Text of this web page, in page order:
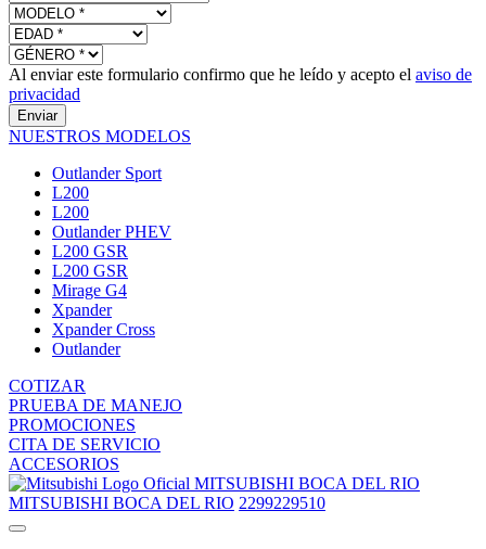
Al enviar este formulario confirmo que he leído y acepto el aviso de
privacidad
Enviar
NUESTROS MODELOS
Outlander Sport
L200
L200
Outlander PHEV
L200 GSR
L200 GSR
Mirage G4
Xpander
Xpander Cross
Outlander
COTIZAR
PRUEBA DE MANEJO
PROMOCIONES
CITA DE SERVICIO
ACCESORIOS
MITSUBISHI BOCA DEL RIO
MITSUBISHI BOCA DEL RIO 2299229510